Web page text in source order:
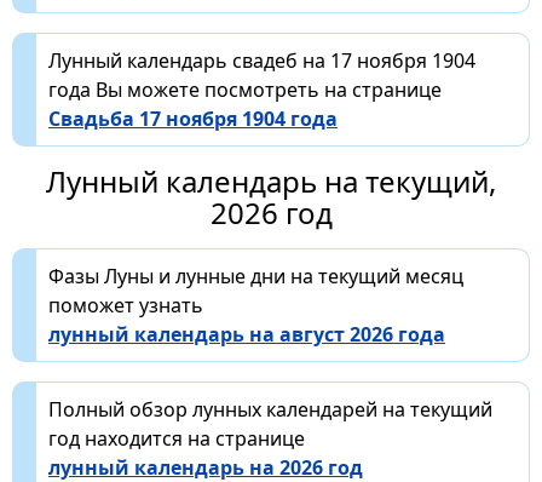
Лунный календарь свадеб на 17 ноября 1904
года Вы можете посмотреть на странице
Свадьба 17 ноября 1904 года
Лунный календарь на текущий,
2026 год
Фазы Луны и лунные дни на текущий месяц
поможет узнать
лунный календарь на август 2026 года
Полный обзор лунных календарей на текущий
год находится на странице
лунный календарь на 2026 год